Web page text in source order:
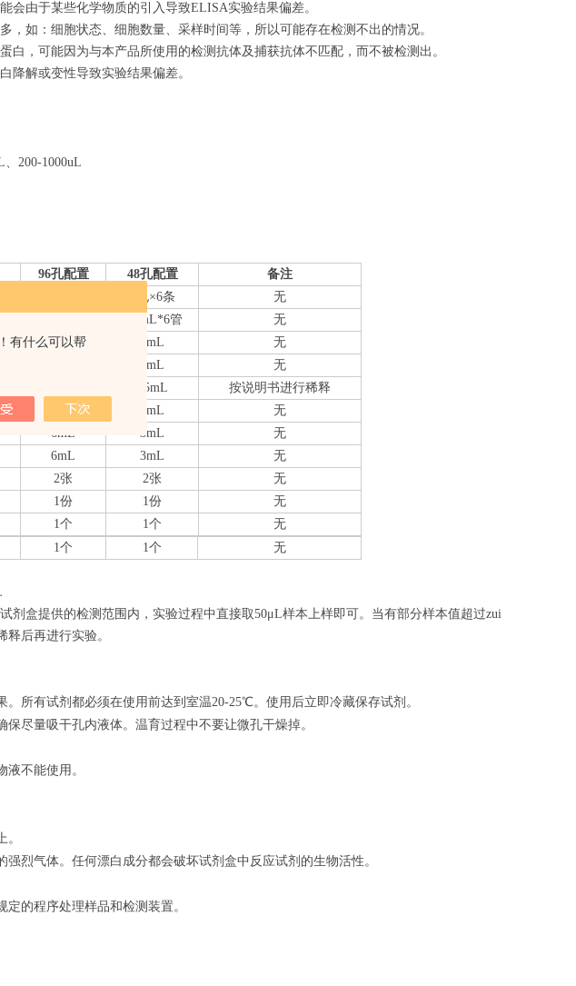
有什么可以帮
由于某些化学物质的引入导致ELISA实验结果偏差。
如：细胞状态、细胞数量、采样时间等，所以可能存在检测不出的情况。
，可能因为与本产品所使用的检测抗体及捕获抗体不匹配，而不被检测出。
降解或变性导致实验结果偏差。
200-1000uL
96孔配置 48孔配置
备注
孔×6条
无
mL*6管
无
6mL 3mL
无
5mL
无
15mL
按说明书进行稀释
6mL 3mL
无
6mL 3mL
无
6mL 3mL
无
2张 2张
无
1份 1份
无
1个 1个
无
1个 1个
无
剂盒提供的检测范围内，实验过程中直接取50μL样本上样即可。当有部分样本值超过zui
后再进行实验。
所有试剂都必须在使用前达到室温20-25℃。使用后立即冷藏保存试剂。
尽量吸干孔内液体。温育过程中不要让微孔干燥掉。
不能使用。
烈气体。任何漂白成分都会破坏试剂盒中反应试剂的生物活性。
的程序处理样品和检测装置。